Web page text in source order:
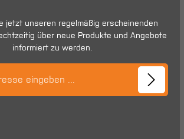
jetzt unseren regelmäßig erscheinenden
über neue Produkte und Angebote
informiert zu werden.